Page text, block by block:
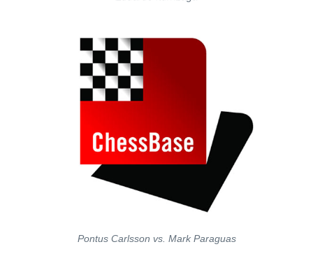
Pontus Carlsson vs. Mark Paraguas